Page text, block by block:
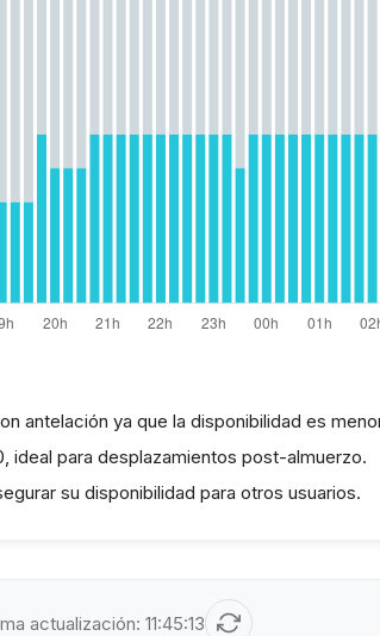
antelación ya que la disponibilidad es
ideal para desplazamientos post-almuerzo.
su disponibilidad para otros usuarios.
actualización: 11:45:13